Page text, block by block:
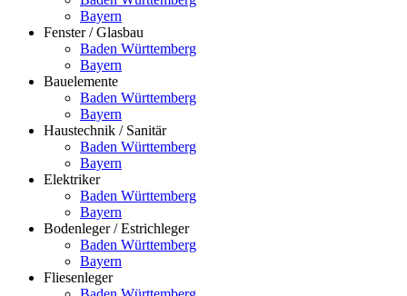
Bayern
Fenster / Glasbau
Baden Württemberg
Bayern
Bauelemente
Baden Württemberg
Bayern
Haustechnik / Sanitär
Baden Württemberg
Bayern
Elektriker
Baden Württemberg
Bayern
Bodenleger / Estrichleger
Baden Württemberg
Bayern
Fliesenleger